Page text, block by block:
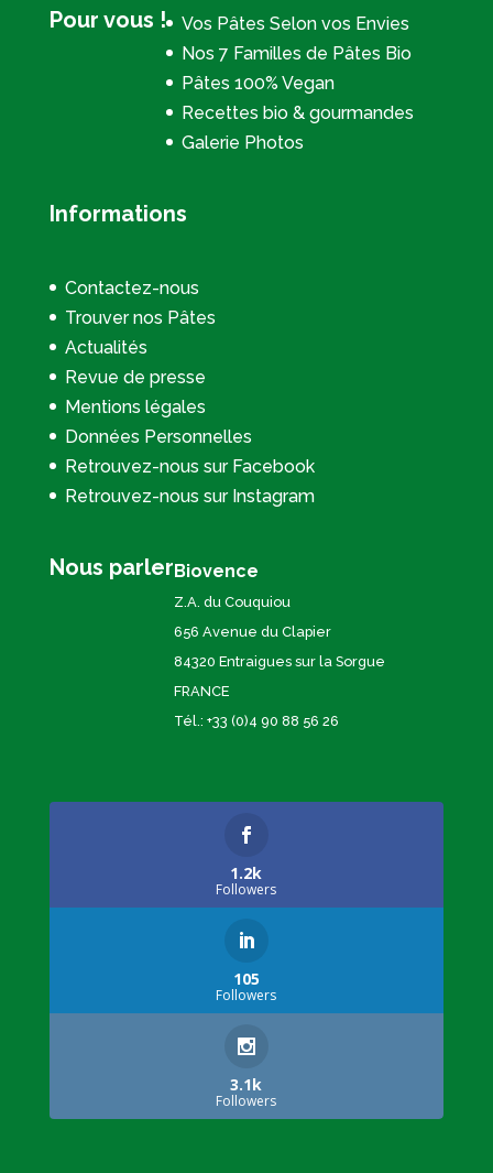
Pour vous !
Vos Pâtes Selon vos Envies
Nos 7 Familles de Pâtes Bio
Pâtes 100% Vegan
Recettes bio & gourmandes
Galerie Photos
Informations
Contactez-nous
Trouver nos Pâtes
Actualités
Revue de presse
Mentions légales
Données Personnelles
Retrouvez-nous sur Facebook
Retrouvez-nous sur Instagram
Nous parlerBiovence
Z.A. du Couquiou
656 Avenue du Clapier
84320 Entraigues sur la Sorgue
FRANCE
Tél.: +33 (0)4 90 88 56 26
1.2k
Followers
105
Followers
3.1k
Followers